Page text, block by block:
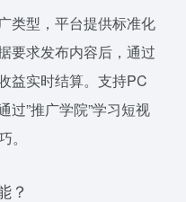
类型，平台提供标准化
要求发布内容后，通过
益实时结算。支持PC
过”推广学院”学习短视
？